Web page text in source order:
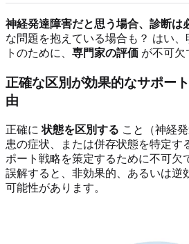
神経発達障害だと思う場合、診断は
な問題を抱えている場合も？ はい
トのために、 専門家の評価 が不可欠
正確な区別が効果的なサポー
由
正確に状態を区別する こと（神経
患の症状、または併存状態を特定す
ポート戦略を策定するために不可欠
誤解すると、非効果的、あるいは逆
可能性があります。